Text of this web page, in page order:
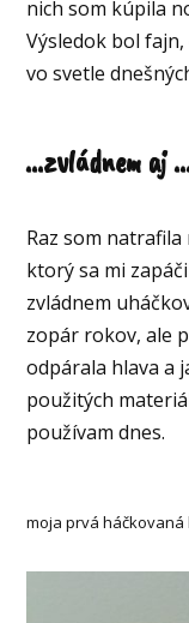
nich som kúpila
Výsledok bol
vo svetle
...zvládnem aj
Raz som
ktorý sa mi
zvládnem
zopár rokov, ale
odpárala hlava a
použitých
používam dnes.
moja prvá háčkovaná